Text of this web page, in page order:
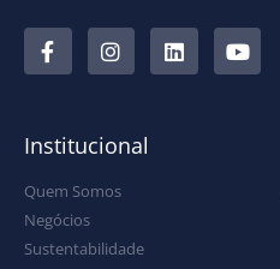
Institucional
Quem Somos
Negócios
Sustentabilidade